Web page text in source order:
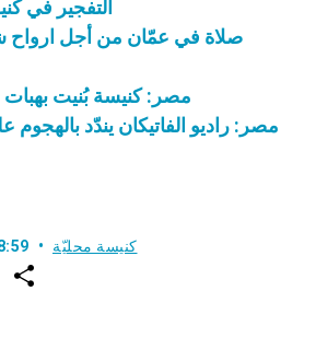
التفجير في
صلاة في عمّان من أجل ارواح
مصر: كنيسة بُنيت
مصر: راديو الفاتيكان يندّد بالهجوم
كنيسة محليّة
w